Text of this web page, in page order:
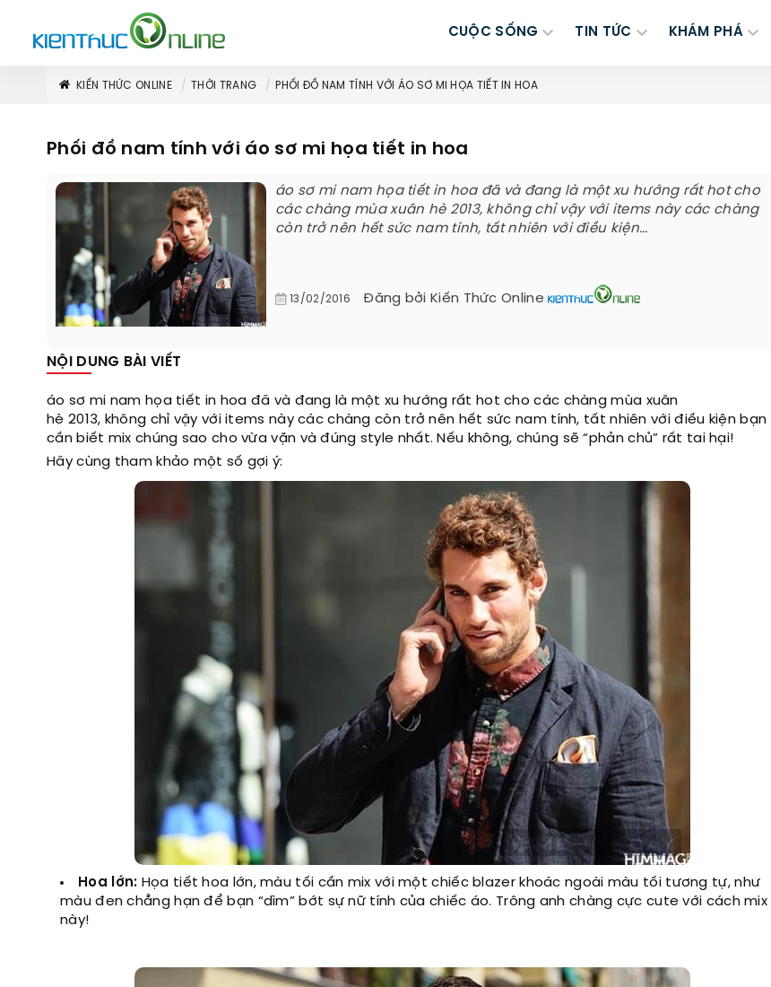
CUỘC SỐNG TIN TỨC KHÁM PHÁ
KIẾN THỨC ONLINE THỜI TRANG PHỐI ĐỒ NAM TÍNH VỚI ÁO SƠ MI HỌA TIẾT IN HOA
Phối đồ nam tính với áo sơ mi họa tiết in hoa
áo sơ mi nam họa tiết in hoa đã và đang là một xu hướng rất hot cho
các chàng mùa xuân hè 2013, không chỉ vậy với items này các chàng
còn trở nên hết sức nam tính, tất nhiên với điều kiện...
13/02/2016 Đăng bởi Kiến Thức Online
NỘI DUNG BÀI VIẾT
áo sơ mi nam họa tiết in hoa đã và đang là một xu hướng rất hot cho các chàng mùa xuân
hè 2013, không chỉ vậy với items này các chàng còn trở nên hết sức nam tính, tất nhiên với điều kiện bạn
cần biết mix chúng sao cho vừa vặn và đúng style nhất. Nếu không, chúng sẽ “phản chủ” rất tai hại!
Hãy cùng tham khảo một số gợi ý:
Hoa lớn: Họa tiết hoa lớn, màu tối cần mix với một chiếc blazer khoác ngoài màu tối tương tự, như
màu đen chẳng hạn để bạn “dìm” bớt sự nữ tính của chiếc áo. Trông anh chàng cực cute với cách mix
này!